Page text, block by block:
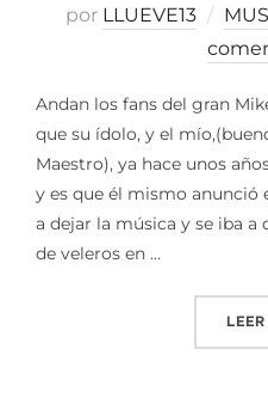
por LLUEVE13
Andan los fans del gran
que su ídolo, y el
Maestro), ya hace unos
y es que él mismo anunció
a dejar la música y se iba
de veleros en …